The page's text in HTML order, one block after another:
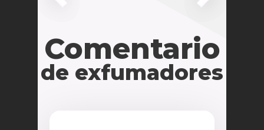
Comentario
de exfumadores